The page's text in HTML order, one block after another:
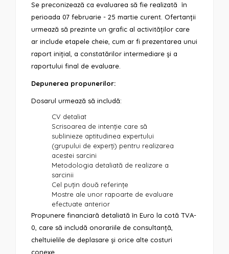
Se preconizează ca evaluarea să fie realizată în
perioada 07 februarie - 25 martie curent. Ofertanții
urmează să prezinte un grafic al activităților care
ar include etapele cheie, cum ar fi prezentarea unui
raport inițial, a constatărilor intermediare și a
raportului final de evaluare.
Depunerea propunerilor:
Dosarul urmează să includă:
CV detaliat
Scrisoarea de intenție care să
sublinieze aptitudinea expertului
(grupului de experți) pentru realizarea
acestei sarcini
Metodologia detaliată de realizare a
sarcinii
Cel puțin două referințe
Mostre ale unor rapoarte de evaluare
efectuate anterior
Propunere financiară detaliată în Euro la cotă TVA-
0, care să includă onorariile de consultanță,
cheltuielile de deplasare și orice alte costuri
conexe.